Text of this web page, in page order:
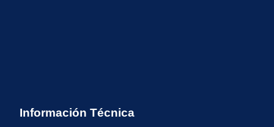
Información Técnica